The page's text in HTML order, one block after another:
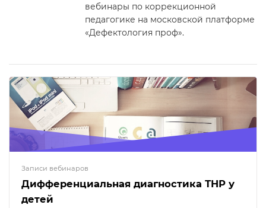
вебинары по коррекционной
педагогике на московской платформе
«Дефектология проф».
Записи вебинаров
Дифференциальная диагностика ТНР у
детей